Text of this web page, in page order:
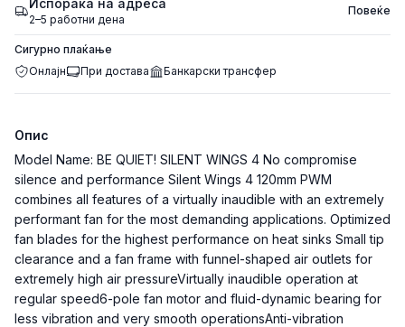
Испорака на адреса
2–5 работни дена
Повеќе
Сигурно плаќање
Онлајн
При достава Банкарски трансфер
Опис
Model Name: BE QUIET! SILENT WINGS 4 No compromise
silence and performance Silent Wings 4 120mm PWM
combines all features of a virtually inaudible with an extremely
performant fan for the most demanding applications. Optimized
fan blades for the highest performance on heat sinks Small tip
clearance and a fan frame with funnel-shaped air outlets for
extremely high air pressureVirtually inaudible operation at
regular speed6-pole fan motor and fluid-dynamic bearing for
less vibration and very smooth operationsAnti-vibration